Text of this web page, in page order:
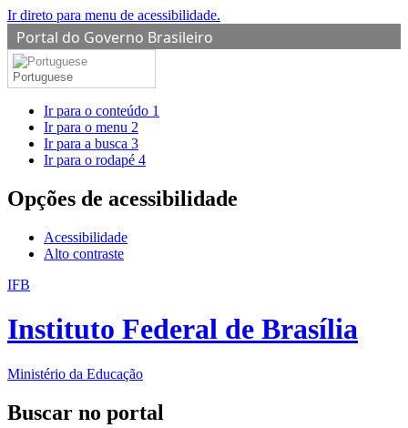
Ir direto para menu de acessibilidade.
Portal do Governo Brasileiro
Portuguese
Ir para o conteúdo 1
Ir para o menu 2
Ir para a busca 3
Ir para o rodapé 4
Opções de acessibilidade
Acessibilidade
Alto contraste
IFB
Instituto Federal de Brasília
Ministério da Educação
Buscar no portal